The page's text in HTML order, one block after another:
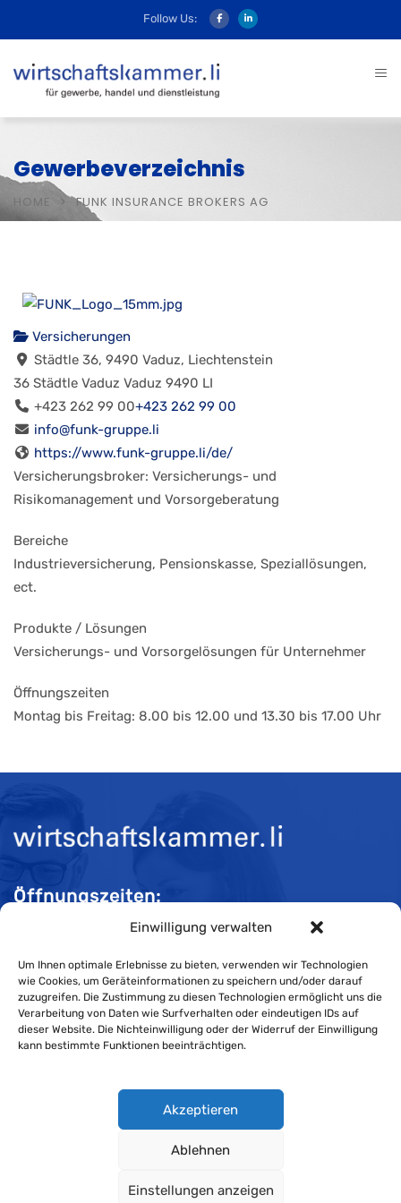
Einwilligung verwalten
Um Ihnen optimale Erlebnisse zu bieten, verwenden wir Technologien
wie Cookies, um Geräteinformationen zu speichern und/oder darauf
zuzugreifen. Die Zustimmung zu diesen Technologien ermöglicht uns die
Verarbeitung von Daten wie Surfverhalten oder eindeutigen IDs auf
dieser Website. Die Nichteinwilligung oder der Widerruf der Einwilligung
kann bestimmte Funktionen beeinträchtigen.
Akzeptieren
Ablehnen
Einstellungen anzeigen
Follow Us:
Gewerbeverzeichnis
HOME FUNK INSURANCE BROKERS AG
Versicherungen
Städtle 36, 9490 Vaduz, Liechtenstein
36 Städtle Vaduz Vaduz 9490 LI
+423 262 99 00+423 262 99 00
info@funk-gruppe.li
https://www.funk-gruppe.li/de/
Versicherungsbroker: Versicherungs- und
Risikomanagement und Vorsorgeberatung
Bereiche
Industrieversicherung, Pensionskasse, Speziallösungen,
ect.
Produkte / Lösungen
Versicherungs- und Vorsorgelösungen für Unternehmer
Öffnungszeiten
Montag bis Freitag: 8.00 bis 12.00 und 13.30 bis 17.00 Uhr
Öffnungszeiten:
Mo-Do 08:00 bis 11:30 und 13:30 bis 16:30 Uhr
Fr 08:00 bis 11:30 und 13:30 bis 16:00 Uhr
Impressum
Cookie-Richtlinie
Datenschutzerklärung für Mitglieder und Kunden